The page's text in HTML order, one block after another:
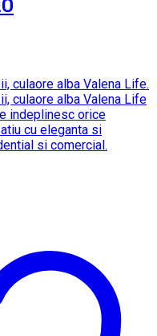
culaore alba Valena Life.
culaore alba Valena Life
indeplinesc orice
cu eleganta si
si comercial.